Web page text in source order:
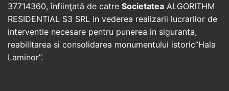
37714360, înfiinţată de catre Societatea ALGORITHM
RESIDENTIAL S3 SRL in vederea realizarii lucrarilor de
interventie necesare pentru punerea in siguranta,
reabilitarea si consolidarea monumentului istoric”Hala
Laminor”.